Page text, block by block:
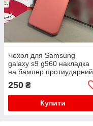
Чохол для Samsung
galaxy s9 g960 накладка
на бампер протиударний
250 ₴
Купити